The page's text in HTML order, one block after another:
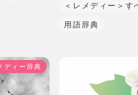
＜レメディー＞す
用語辞典
ディー辞典